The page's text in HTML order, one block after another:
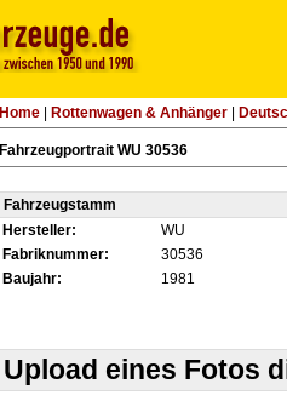
Home Rottenwagen & Anhänger
Fahrzeugportrait WU 30536
Fahrzeugstamm
Hersteller:
WU
Fabriknummer:
30536
Baujahr:
1981
Upload eines Fotos